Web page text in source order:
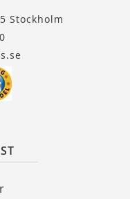
Stockholm